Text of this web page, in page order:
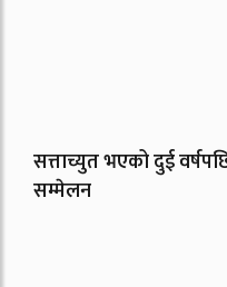
सत्ताच्युत भएको दुई
सम्मेलन